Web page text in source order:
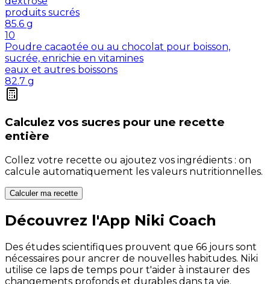
produits sucrés
85.6 g
10
Poudre cacaotée ou au chocolat pour boisson,
sucrée, enrichie en vitamines
eaux et autres boissons
82.7 g
Calculez vos sucres pour une recette
entière
Collez votre recette ou ajoutez vos ingrédients : on
calcule automatiquement les valeurs nutritionnelles.
Calculer ma recette
Découvrez l'App Niki Coach
Des études scientifiques prouvent que 66 jours sont
nécessaires pour ancrer de nouvelles habitudes. Niki
utilise ce laps de temps pour t'aider à instaurer des
changements profonds et durables dans ta vie.